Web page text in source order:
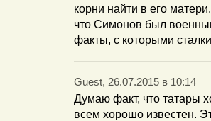
корни найти в его
что Симонов был
факты, с которыми
Guest, 26.07.2015 в 10:14
Думаю факт, что татары
всем хорошо известен.